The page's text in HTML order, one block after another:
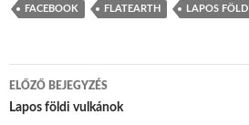
FACEBOOK FLATEARTH LAPOS FÖLD
Bejegyzés navigáció
ELŐZŐ BEJEGYZÉS
Lapos földi vulkánok